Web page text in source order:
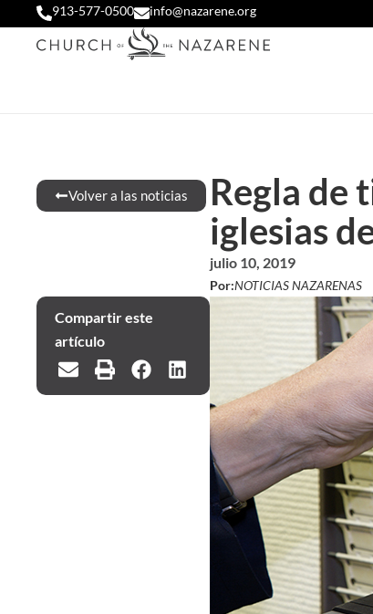
913-577-0500 info@nazarene.org
Volver a las noticias
Regla de
iglesias
julio 10, 2019
Por:NOTICIAS NAZARENAS
Compartir este
artículo